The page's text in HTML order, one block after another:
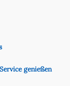
genießen